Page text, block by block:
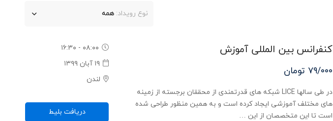
نوع رویداد: همه
کنفرانس بین المللی آموزش
۷۹/۰۰۰ تومان
در طی سالها LICE شبکه های قدرتمندی از محققان برجسته از زمینه
های مختلف آموزشی ایجاد کرده است و به همین منظور طراحی شده
است تا این متخصصان از این …
۰۸:۰۰ - ۱۶:۳۰
۱۹ آبان ۱۳۹۹
لندن
دریافت بلیط